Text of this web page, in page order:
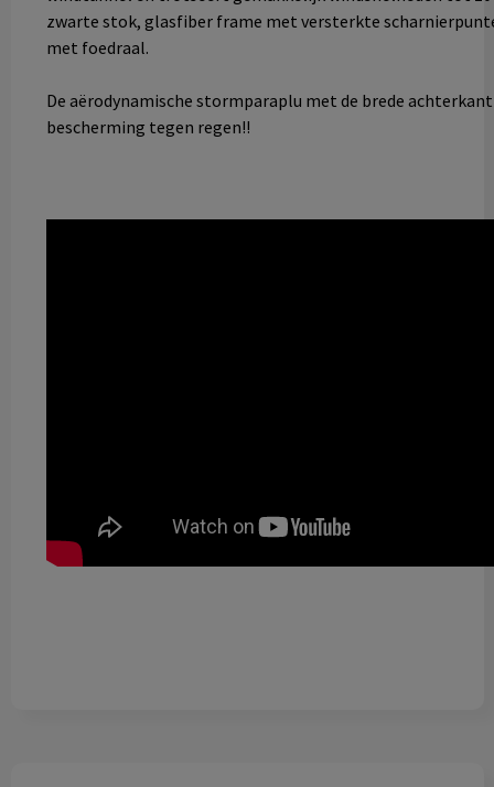
zwarte stok, glasfiber frame met versterkte
met foedraal.
De aërodynamische stormparaplu met de brede
bescherming tegen regen!!